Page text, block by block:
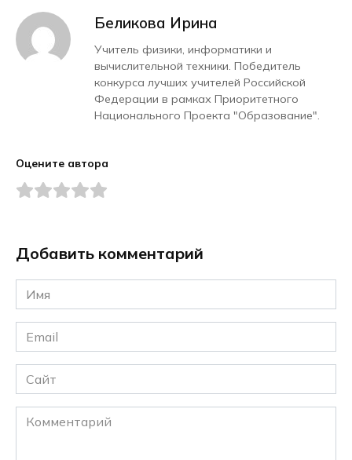
Беликова Ирина
Учитель физики, информатики и
вычислительной техники. Победитель
конкурса лучших учителей Российской
Федерации в рамках Приоритетного
Национального Проекта "Образование".
Оцените автора
Добавить комментарий
Имя
*
Email
*
Сайт
Комментарий